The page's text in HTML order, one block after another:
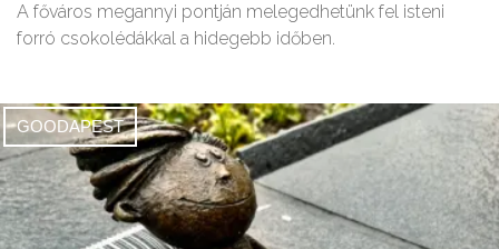
A főváros megannyi pontján melegedhetünk fel isteni
forró csokolédákkal a hidegebb időben.
GOODAPEST